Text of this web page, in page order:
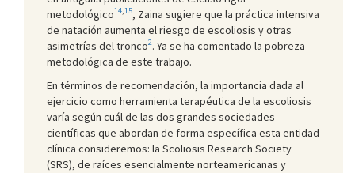
metodológico14,15, Zaina sugiere que la práctica intensiva
de natación aumenta el riesgo de escoliosis y otras
asimetrías del tronco2. Ya se ha comentado la pobreza
metodológica de este trabajo.
En términos de recomendación, la importancia dada al
ejercicio como herramienta terapéutica de la escoliosis
varía según cuál de las dos grandes sociedades
científicas que abordan de forma específica esta entidad
clínica consideremos: la Scoliosis Research Society
(SRS), de raíces esencialmente norteamericanas y